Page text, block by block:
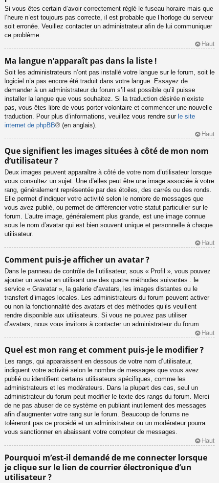
Si vous êtes certain d’avoir correctement réglé le fuseau horaire mais que
l’heure n’est toujours pas correcte, il est probable que l’horloge du serveur
soit erronée. Veuillez contacter un administrateur afin de lui communiquer
ce problème.
Haut
Ma langue n’apparaît pas dans la liste !
Soit les administrateurs n’ont pas installé votre langue sur le forum, soit le
logiciel n’a pas encore été traduit dans votre langue. Essayez de
demander à un administrateur du forum s’il est possible qu’il puisse
installer la langue que vous souhaitez. Si la traduction désirée n’existe
pas, vous êtes libre de vous porter volontaire et commencer une nouvelle
traduction. Pour plus d’informations, veuillez vous rendre sur le site
internet de phpBB® (en anglais).
Haut
Que signifient les images situées à côté de mon nom
d’utilisateur ?
Deux images peuvent apparaître à côté de votre nom d’utilisateur lorsque
vous consultez un sujet. Une d’elles peut être une image associée à votre
rang, généralement représentée par des étoiles, des carrés ou des ronds.
Elle permet d’indiquer votre activité selon le nombre de messages que
vous avez publié, ou permet de différencier votre statut particulier sur le
forum. L’autre image, généralement plus grande, est une image connue
sous le nom d’avatar qui est bien souvent unique et personnelle à chaque
utilisateur.
Haut
Comment puis-je afficher un avatar ?
Dans le panneau de contrôle de l’utilisateur, sous « Profil », vous pouvez
ajouter un avatar en utilisant une des quatre méthodes suivantes : le
service « Gravatar », la galerie d’avatars, les images distantes ou le
transfert d’images locales. Les administrateurs du forum peuvent activer
ou non la fonctionnalité des avatars et des méthodes qu’ils veuillent
rendre disponible aux utilisateurs. Si vous ne pouvez pas utiliser
d’avatars, nous vous invitons à contacter un administrateur du forum.
Haut
Quel est mon rang et comment puis-je le modifier ?
Les rangs, qui apparaissent en dessous de votre nom d’utilisateur,
indiquent votre activité selon le nombre de messages que vous avez
publié ou identifient certains utilisateurs spécifiques, comme les
administrateurs et les modérateurs. Dans la plupart des cas, seul un
administrateur du forum peut modifier le texte des rangs du forum. Merci
de ne pas abuser de ce système en publiant inutilement des messages
afin d’augmenter votre rang sur le forum. Beaucoup de forums ne
toléreront pas ce procédé et un administrateur ou un modérateur pourra
vous sanctionner en abaissant votre compteur de messages.
Haut
Pourquoi m’est-il demandé de me connecter lorsque
je clique sur le lien de courrier électronique d’un
utilisateur ?